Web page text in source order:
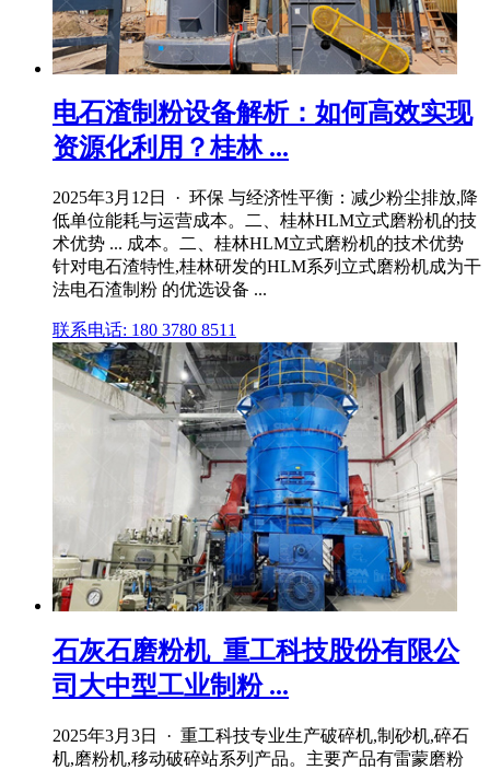
电石渣制粉设备解析：如何高效实现
资源化利用？桂林 ...
2025年3月12日 · 环保 与经济性平衡：减少粉尘排放,降
低单位能耗与运营成本。二、桂林HLM立式磨粉机的技
术优势 ... 成本。二、桂林HLM立式磨粉机的技术优势
针对电石渣特性,桂林研发的HLM系列立式磨粉机成为干
法电石渣制粉 的优选设备 ...
联系电话: 180 3780 8511
石灰石磨粉机_重工科技股份有限公
司大中型工业制粉 ...
2025年3月3日 · 重工科技专业生产破碎机,制砂机,碎石
机,磨粉机,移动破碎站系列产品。主要产品有雷蒙磨粉